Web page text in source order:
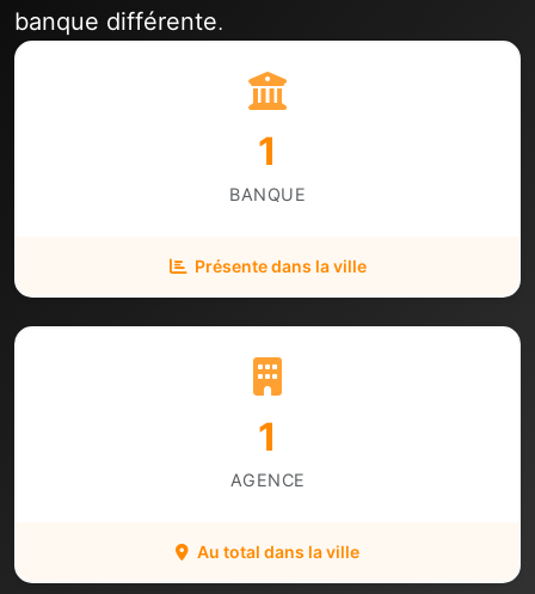
banque différente.
1
BANQUE
Présente dans la ville
1
AGENCE
Au total dans la ville